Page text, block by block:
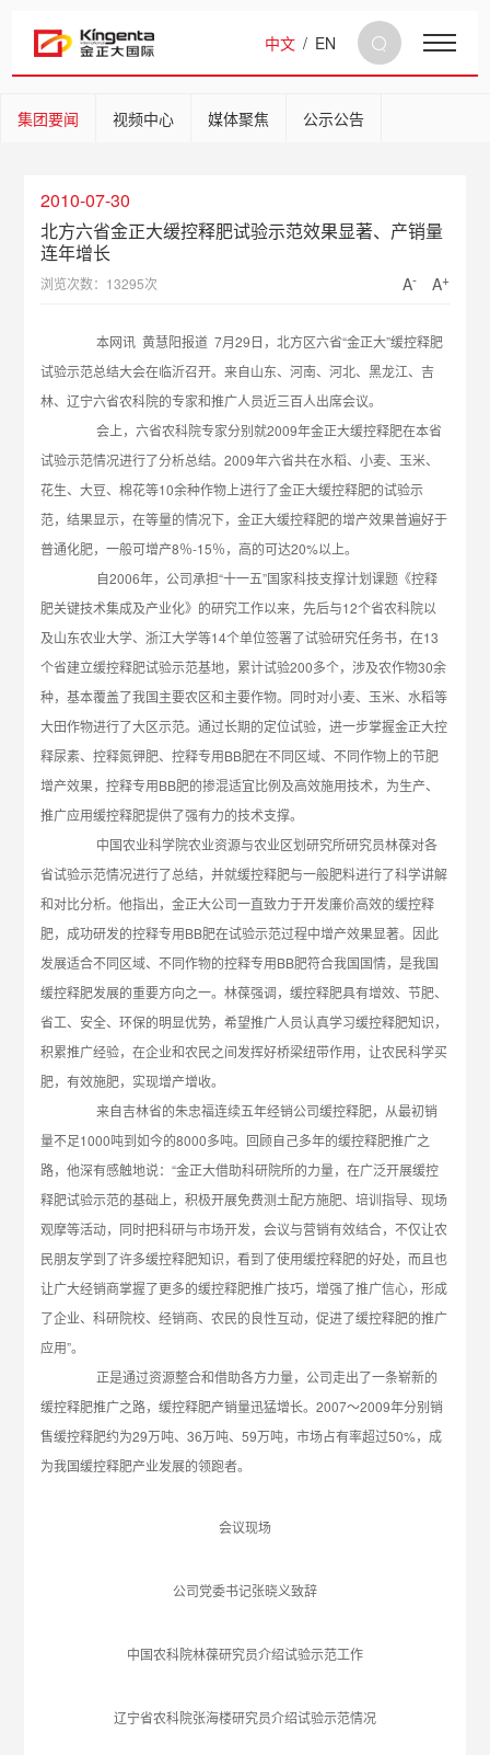
中文 / EN
集团要闻 视频中心 媒体聚焦 公示公告
2010-07-30
北方六省金正大缓控释肥试验示范效果显著、产销量
连年增长
浏览次数：13295次 A- A+
本网讯 黄慧阳报道 7月29日，北方区六省“金正大”缓控释肥
试验示范总结大会在临沂召开。来自山东、河南、河北、黑龙江、吉
林、辽宁六省农科院的专家和推广人员近三百人出席会议。
会上，六省农科院专家分别就2009年金正大缓控释肥在本省
试验示范情况进行了分析总结。2009年六省共在水稻、小麦、玉米、
花生、大豆、棉花等10余种作物上进行了金正大缓控释肥的试验示
范，结果显示，在等量的情况下，金正大缓控释肥的增产效果普遍好于
普通化肥，一般可增产8％-15％，高的可达20%以上。
自2006年，公司承担“十一五”国家科技支撑计划课题《控释
肥关键技术集成及产业化》的研究工作以来，先后与12个省农科院以
及山东农业大学、浙江大学等14个单位签署了试验研究任务书，在13
个省建立缓控释肥试验示范基地，累计试验200多个，涉及农作物30余
种，基本覆盖了我国主要农区和主要作物。同时对小麦、玉米、水稻等
大田作物进行了大区示范。通过长期的定位试验，进一步掌握金正大控
释尿素、控释氮钾肥、控释专用BB肥在不同区域、不同作物上的节肥
增产效果，控释专用BB肥的掺混适宜比例及高效施用技术，为生产、
推广应用缓控释肥提供了强有力的技术支撑。
中国农业科学院农业资源与农业区划研究所研究员林葆对各
省试验示范情况进行了总结，并就缓控释肥与一般肥料进行了科学讲解
和对比分析。他指出，金正大公司一直致力于开发廉价高效的缓控释
肥，成功研发的控释专用BB肥在试验示范过程中增产效果显著。因此
发展适合不同区域、不同作物的控释专用BB肥符合我国国情，是我国
缓控释肥发展的重要方向之一。林葆强调，缓控释肥具有增效、节肥、
省工、安全、环保的明显优势，希望推广人员认真学习缓控释肥知识，
积累推广经验，在企业和农民之间发挥好桥梁纽带作用，让农民科学买
肥，有效施肥，实现增产增收。
来自吉林省的朱忠福连续五年经销公司缓控释肥，从最初销
量不足1000吨到如今的8000多吨。回顾自己多年的缓控释肥推广之
路，他深有感触地说：“金正大借助科研院所的力量，在广泛开展缓控
释肥试验示范的基础上，积极开展免费测土配方施肥、培训指导、现场
观摩等活动，同时把科研与市场开发，会议与营销有效结合，不仅让农
民朋友学到了许多缓控释肥知识，看到了使用缓控释肥的好处，而且也
让广大经销商掌握了更多的缓控释肥推广技巧，增强了推广信心，形成
了企业、科研院校、经销商、农民的良性互动，促进了缓控释肥的推广
应用”。
正是通过资源整合和借助各方力量，公司走出了一条崭新的
缓控释肥推广之路，缓控释肥产销量迅猛增长。2007～2009年分别销
售缓控释肥约为29万吨、36万吨、59万吨，市场占有率超过50%，成
为我国缓控释肥产业发展的领跑者。
会议现场
公司党委书记张晓义致辞
中国农科院林葆研究员介绍试验示范工作
辽宁省农科院张海楼研究员介绍试验示范情况